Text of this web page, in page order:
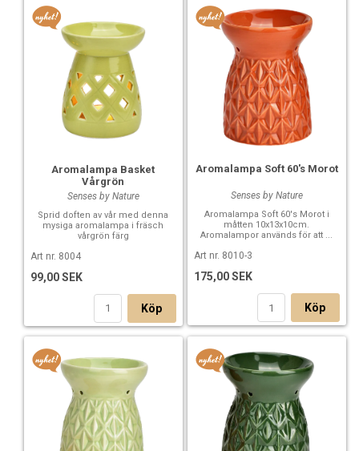
Aromalampa Basket
Vårgrön
Senses by Nature
Sprid doften av vår med denna
mysiga aromalampa i fräsch
vårgrön färg
Art nr. 8004
99,00 SEK
Köp
Aromalampa Soft 60's Morot
Senses by Nature
Aromalampa Soft 60's Morot i
måtten 10x13x10cm.
Aromalampor används för att ...
Art nr. 8010-3
175,00 SEK
Köp